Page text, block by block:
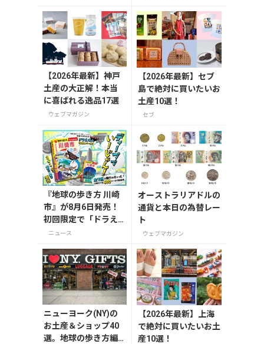
【2026年最新】神戸
土産の大正解！本当
に喜ばれる逸品17選
ウェブマガジン
【2026年最新】セブ
島で絶対に買いたいお
土産10選！
セブ
『地球の歩き方 川崎
市』が8月6日発売！
初回限定で「ドラえ
もん」描き下ろし特
ニュース
オーストラリアドルの
通貨と本日の為替レー
ト
ウェブマガジン
ニューヨーク(NY)の
お土産＆ショップ40
選。地球の歩き方編
【2026年最新】上海
で絶対に買いたいお土
産10選！